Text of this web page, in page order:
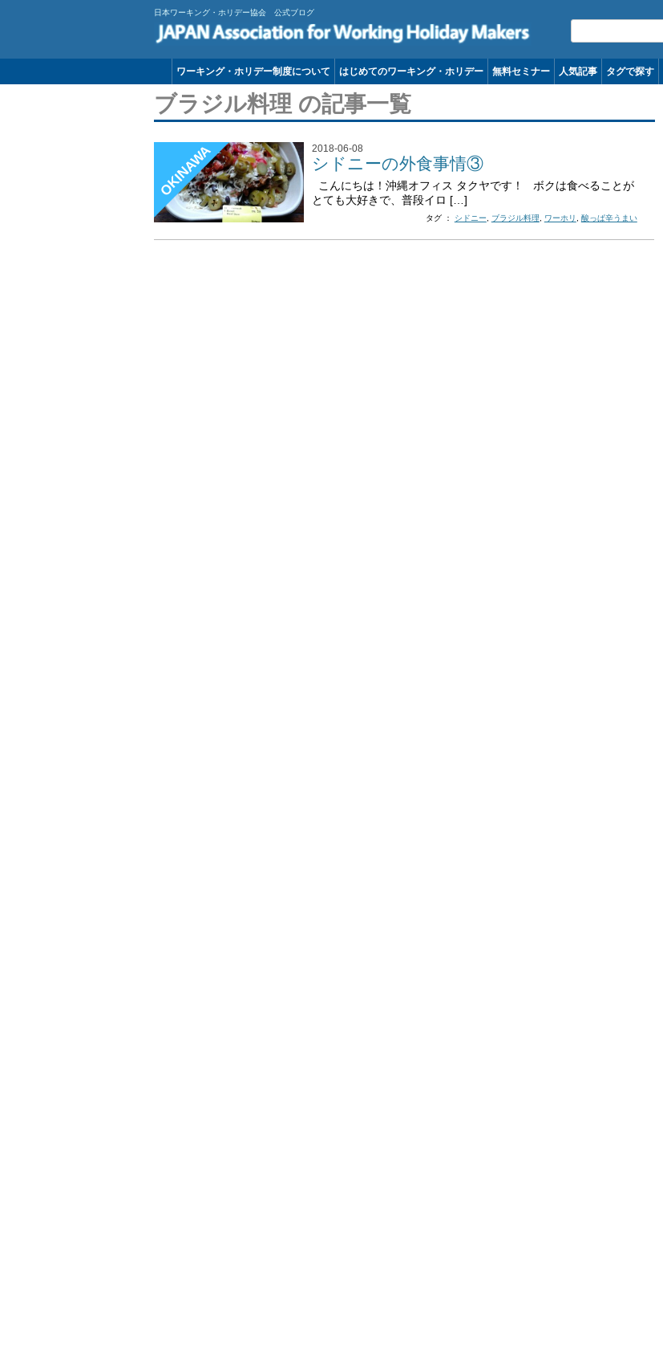
日本ワーキング・ホリデー協会 公式ブログ
コンテンツへ移動
ワーキング・ホリデー制度について はじめてのワーキング・ホリデー 無料セミナー 人気記事 タグで探す
ブラジル料理 の記事一覧
OKINAWA 2018-06-08
シドニーの外食事情③
こんにちは！沖縄オフィス タクヤです！ ボクは食べることが
とても大好きで、普段イロ […]
タグ ： シドニー, ブラジル料理, ワーホリ , 酸っぱ辛うまい